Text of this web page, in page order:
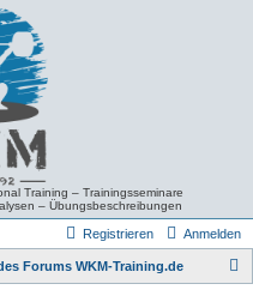
Training – Trainingsseminare
– Übungsbeschreibungen
Anmelden
Registrieren
Forums WKM-Training.de